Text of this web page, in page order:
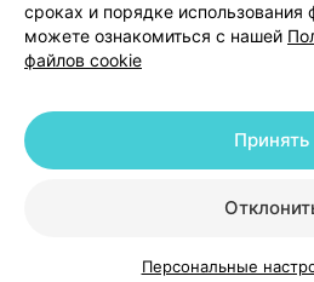
КаталогКорзина
Написать в
Персональные
© 2026 ООО «Артокс Лаб», УНП 191700409
+375
сроках и порядке использования
можете ознакомиться с нашей
файлов cookie
Принять
Персональные